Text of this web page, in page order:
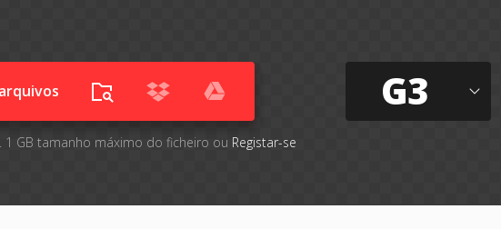
1 GB tamanho máximo do ficheiro ou Registar-se
G3